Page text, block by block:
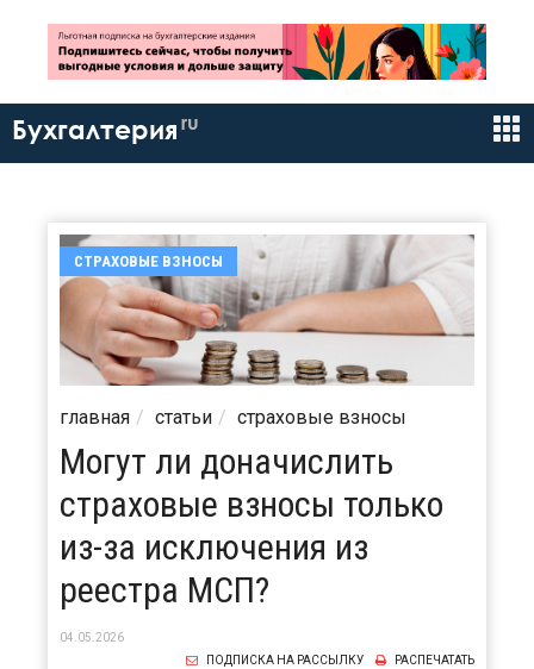
Бухгалтерия ru
СТРАХОВЫЕ ВЗНОСЫ
главная статьи страховые взносы
Могут ли доначислить
страховые взносы только
из-за исключения из
реестра МСП?
04.05.2026
РАСПЕЧАТАТЬ
ПОДПИСКА НА РАССЫЛКУ